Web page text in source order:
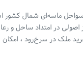
سواحل ماسه‌ای شمال
در امتداد ساحل و
ملک در سرخ‌رود ، امکان